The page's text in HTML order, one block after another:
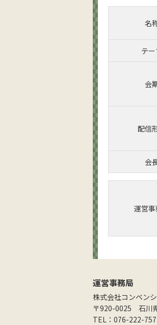
名
テー
会
配信
会
運営
運営事務局
株式会社コンベン
〒920-0025 石川
TEL：076-222-